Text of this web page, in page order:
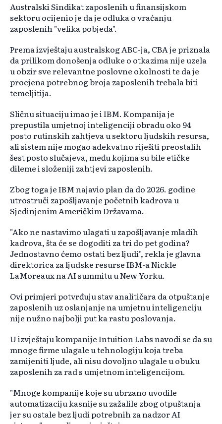
Australski Sindikat zaposlenih u finansijskom
sektoru ocijenio je da je odluka o vraćanju
zaposlenih "velika pobjeda".
Prema izvještaju australskog ABC-ja, CBA je priznala
da prilikom donošenja odluke o otkazima nije uzela
u obzir sve relevantne poslovne okolnosti te da je
procjena potrebnog broja zaposlenih trebala biti
temeljitija.
Sličnu situaciju imao je i IBM. Kompanija je
prepustila umjetnoj inteligenciji obradu oko 94
posto rutinskih zahtjeva u sektoru ljudskih resursa,
ali sistem nije mogao adekvatno riješiti preostalih
šest posto slučajeva, među kojima su bile etičke
dileme i složeniji zahtjevi zaposlenih.
Zbog toga je IBM najavio plan da do 2026. godine
utrostruči zapošljavanje početnih kadrova u
Sjedinjenim Američkim Državama.
"Ako ne nastavimo ulagati u zapošljavanje mladih
kadrova, šta će se dogoditi za tri do pet godina?
Jednostavno ćemo ostati bez ljudi", rekla je glavna
direktorica za ljudske resurse IBM-a Nickle
LaMoreaux na AI summitu u New Yorku.
Ovi primjeri potvrđuju stav analitičara da otpuštanje
zaposlenih uz oslanjanje na umjetnu inteligenciju
nije nužno najbolji put ka rastu poslovanja.
U izvještaju kompanije Intuition Labs navodi se da su
mnoge firme ulagale u tehnologiju koja treba
zamijeniti ljude, ali nisu dovoljno ulagale u obuku
zaposlenih za rad s umjetnom inteligencijom.
"Mnoge kompanije koje su ubrzano uvodile
automatizaciju kasnije su zažalile zbog otpuštanja
jer su ostale bez ljudi potrebnih za nadzor AI